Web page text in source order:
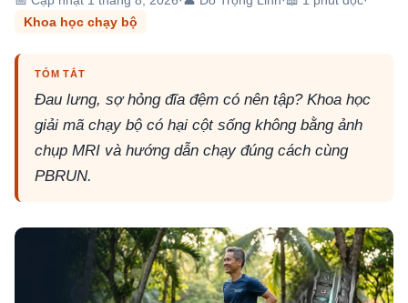
Khoa học chạy bộ
TÓM TẮT
Đau lưng, sợ hỏng đĩa đệm có nên tập? Khoa học
giải mã chạy bộ có hại cột sống không bằng ảnh
chụp MRI và hướng dẫn chạy đúng cách cùng
PBRUN.